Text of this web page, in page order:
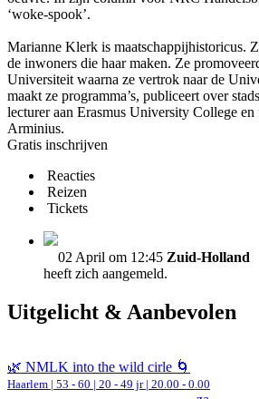
‘woke-spook’.
Marianne Klerk is maatschappijhistoricus.
de inwoners die haar maken. Ze
Universiteit waarna ze vertrok naar de
maakt ze programma’s, publiceert over
lecturer aan Erasmus University College
Arminius.
Gratis inschrijven
Reacties
Reizen
Tickets
02 April om 12:45 Zuid-Holland
heeft zich aangemeld.
Uitgelicht & Aanbevolen
🌿 NMLK into the wild cirle 🌀
Haarlem | 53 - 60 | 20 - 49 jr | 20.00 - 0.00